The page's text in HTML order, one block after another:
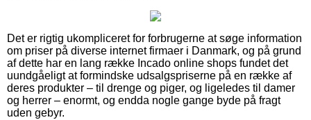
Det er rigtig ukompliceret for forbrugerne at søge information
om priser på diverse internet firmaer i Danmark, og på grund
af dette har en lang række Incado online shops fundet det
uundgåeligt at formindske udsalgspriserne på en række af
deres produkter – til drenge og piger, og ligeledes til damer
og herrer – enormt, og endda nogle gange byde på fragt
uden gebyr.